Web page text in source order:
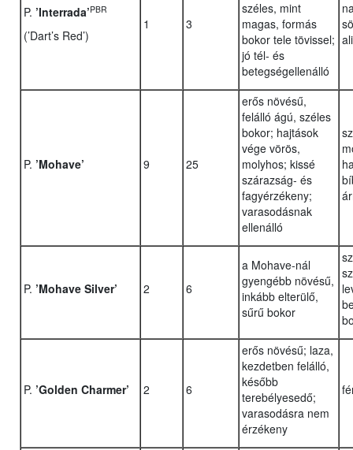
P. ’Interrada’PBR
(’Dart’s Red’)
1 3
széles, mint
magas, formás
bokor tele tövissel;
jó tél- és
betegségellenálló
P. ’Mohave’ 9 25
erős növésű,
felálló ágú, széles
bokor; hajtások
vége vörös,
molyhos; kissé
szárazság- és
fagyérzékeny;
varasodásnak
ellenálló
P. ’Mohave Silver’ 2 6
a Mohave-nál
gyengébb növésű,
inkább elterülő,
sűrű bokor
P. ’Golden Charmer’ 2 6
erős növésű; laza,
kezdetben felálló,
később
terebélyesedő;
varasodásra nem
érzékeny